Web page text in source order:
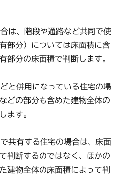
は、階段や通路など共同で使
部分）については床面積に含
部分の床面積で判断します。
と併用になっている住宅の場
どの部分も含めた建物全体の
ます。
共有する住宅の場合は、床面
判断するのではなく、ほかの
建物全体の床面積によって判